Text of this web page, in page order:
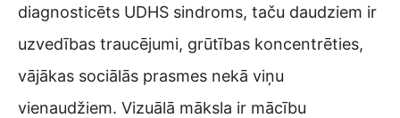
diagnosticēts UDHS sindroms, taču daudziem ir
uzvedības traucējumi, grūtības koncentrēties,
vājākas sociālās prasmes nekā viņu
vienaudžiem. Vizuālā māksla ir mācību